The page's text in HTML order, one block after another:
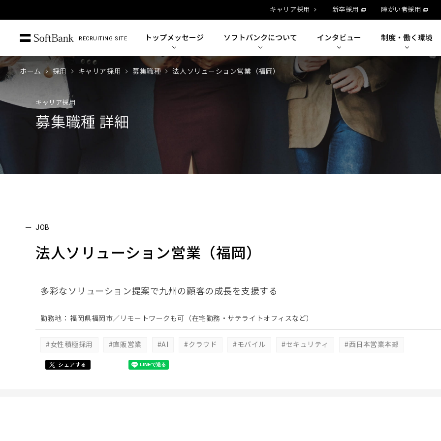
キャリア採用 新卒採用 障がい者採用
RECRUITING SITE トップメッセージ ソフトバンクについて インタビュー 制度・ 働く環境
ホーム 採用 キャリア採用 募集職種 法人ソリューション営業（福岡）
キャリア採用
募集職種 詳細
JOB
法人ソリューション営業（福岡）
多彩なソリューション提案で九州の顧客の成長を支援する
勤務地： 福岡県福岡市／リモートワークも可（在宅勤務・サテライトオフィスなど）
#女性積極採用 #直販営業 #AI #クラウド #モバイル #セキュリティ #西日本営業本部
シェアする